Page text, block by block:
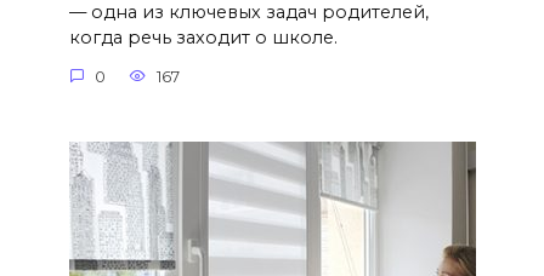
— одна из ключевых задач родителей,
когда речь заходит о школе.
0 167